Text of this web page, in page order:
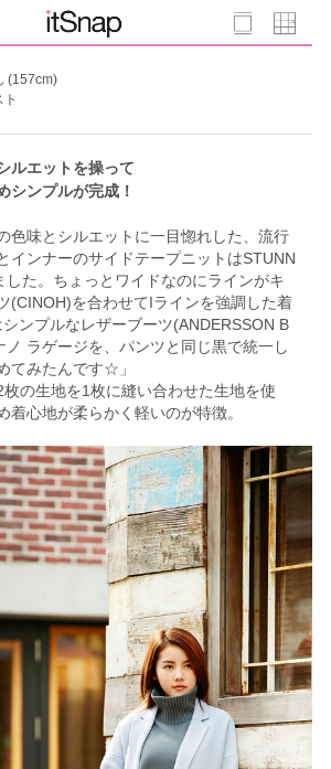
(157cm)
ルエットを操って
シンプルが完成！
色味とシルエットに一目惚れした、流行
インナーのサイドテープニットはSTUNN
した。ちょっとワイドなのにラインがキ
(CINOH)を合わせてIラインを強調した着
ンプルなレザーブーツ(ANDERSSON B
ノ ラゲージを、パンツと同じ黒で統一し
てみたんです☆」
の生地を1枚に縫い合わせた生地を使
着心地が柔らかく軽いのが特徴。